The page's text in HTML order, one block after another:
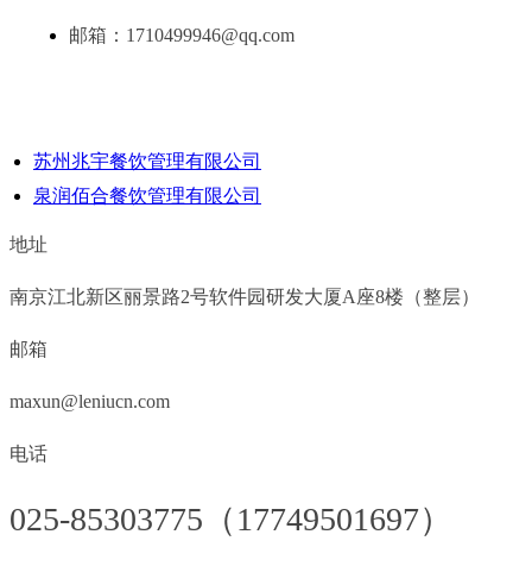
邮箱：1710499946@qq.com
苏州兆宇餐饮管理有限公司
泉润佰合餐饮管理有限公司
地址
南京江北新区丽景路2号软件园研发大厦A座8楼（整层）
邮箱
maxun@leniucn.com
电话
025-85303775（17749501697）